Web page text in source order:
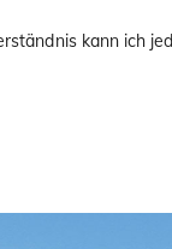
kann ich